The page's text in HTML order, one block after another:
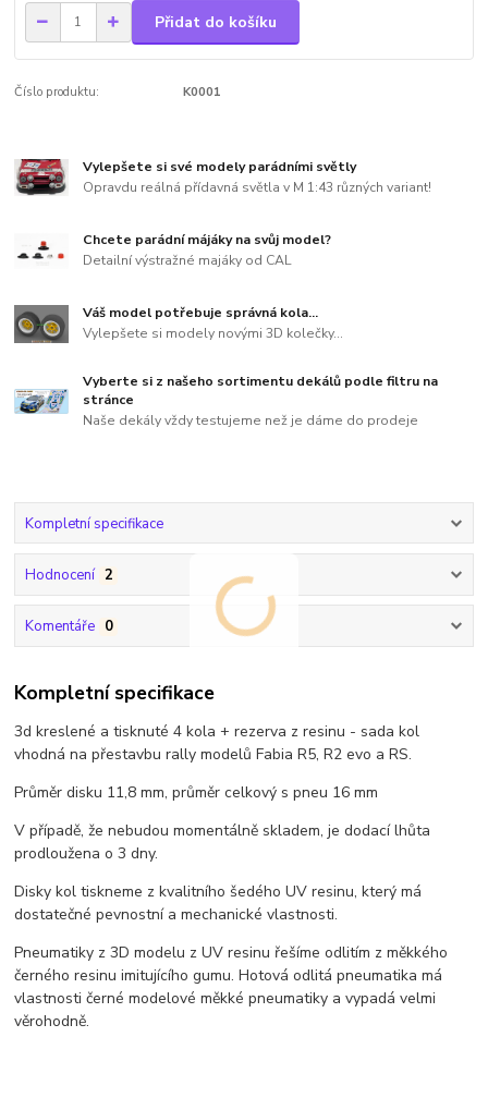
Přidat do košíku
Číslo produktu: K0001
Vylepšete si své modely parádními světly
Opravdu reálná přídavná světla v M 1:43 různých variant!
Chcete parádní májáky na svůj model?
Detailní výstražné majáky od CAL
Váš model potřebuje správná kola...
Vylepšete si modely novými 3D kolečky...
Vyberte si z našeho sortimentu dekálů podle filtru na
stránce
Naše dekály vždy testujeme než je dáme do prodeje
Kompletní specifikace
Hodnocení 2
Komentáře 0
Kompletní specifikace
3d kreslené a tisknuté 4 kola + rezerva z resinu - sada kol
vhodná na přestavbu rally modelů Fabia R5, R2 evo a RS.
Průměr disku 11,8 mm, průměr celkový s pneu 16 mm
V případě, že nebudou momentálně skladem, je dodací lhůta
prodloužena o 3 dny.
Disky kol tiskneme z kvalitního šedého UV resinu, který má
dostatečné pevnostní a mechanické vlastnosti.
Pneumatiky z 3D modelu z UV resinu řešíme odlitím z měkkého
černého resinu imitujícího gumu. Hotová odlitá pneumatika má
vlastnosti černé modelové měkké pneumatiky a vypadá velmi
věrohodně.